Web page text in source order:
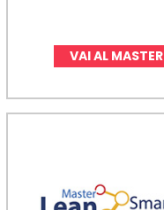
VAI AL MASTER